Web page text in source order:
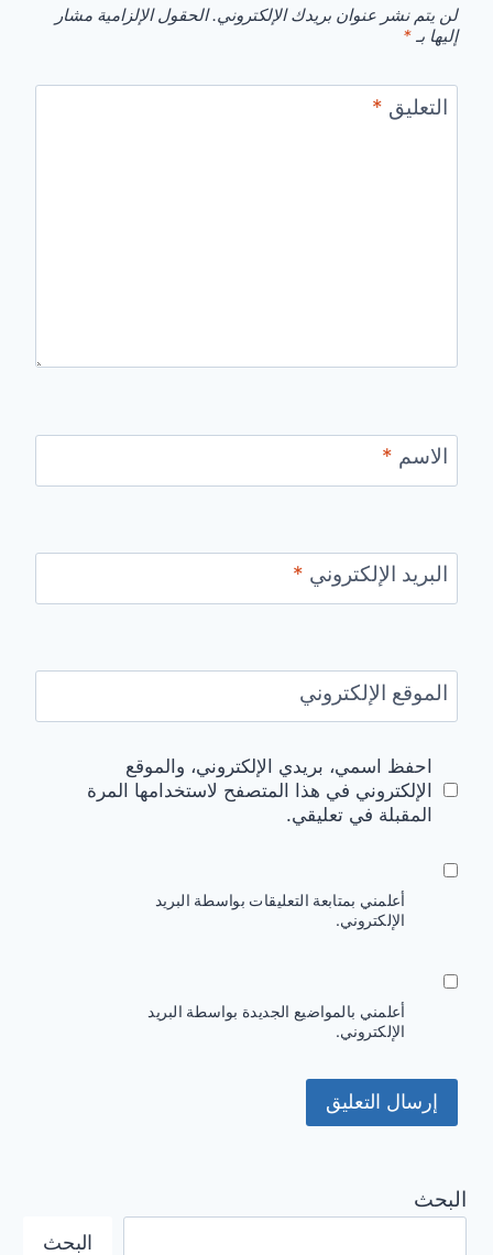
لن يتم نشر عنوان بريدك الإلكتروني. الحقول الإلزامية مشار
إليها بـ *
التعليق *
الاسم *
البريد الإلكتروني *
الموقع الإلكتروني
احفظ اسمي، بريدي الإلكتروني، والموقع
الإلكتروني في هذا المتصفح لاستخدامها المرة
المقبلة في تعليقي.
أعلمني بمتابعة التعليقات بواسطة البريد
الإلكتروني.
أعلمني بالمواضيع الجديدة بواسطة البريد
الإلكتروني.
البحث
البحث